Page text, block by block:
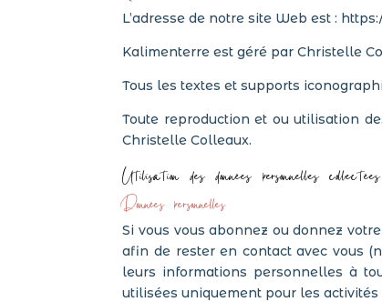
L’adresse de notre site Web est :
Kalimenterre est géré par Christelle
Tous les textes et supports
Toute reproduction et ou utilisation
Christelle Colleaux.
Utilisation des données personnelles collectées
Données personnelles
Si vous vous abonnez ou donnez
afin de rester en contact avec vous
leurs informations personnelles à
utilisées uniquement pour les